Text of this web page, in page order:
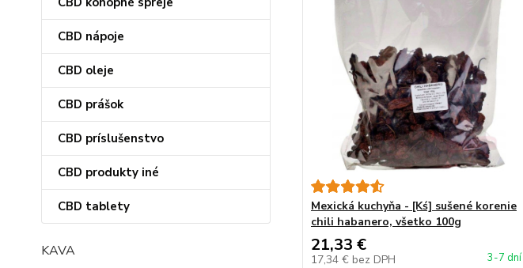
CBD nápoje
CBD oleje
CBD prášok
CBD príslušenstvo
CBD produkty iné
CBD tablety
KAVA
Mexická kuchyňa - [Kś] sušené korenie
chili habanero, všetko 100g
21,33 €
17,34 € bez DPH 3-7 dní